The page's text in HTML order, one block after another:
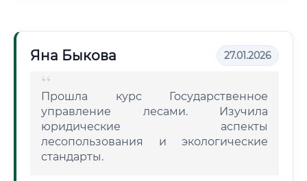
Яна Быкова 27.01.2026
Прошла курс Государственное
управление лесами. Изучила
юридические аспекты
лесопользования и экологические
стандарты.